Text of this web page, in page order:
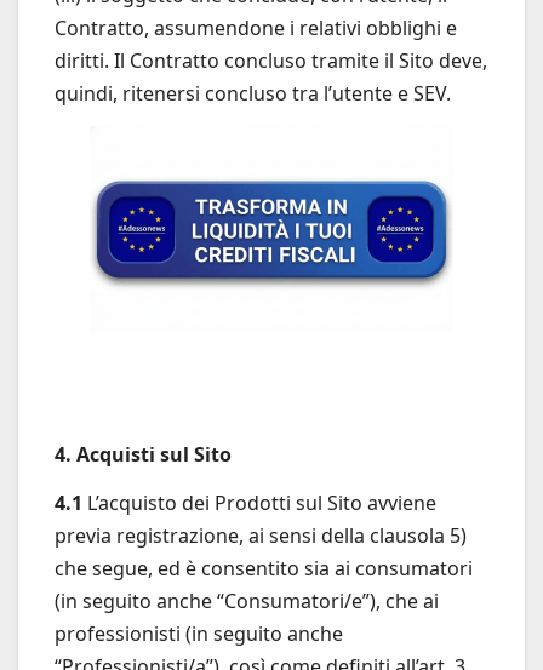
Contratto, assumendone i relativi obblighi e
diritti. Il Contratto concluso tramite il Sito deve,
quindi, ritenersi concluso tra l’utente e SEV.
4. Acquisti sul Sito
4.1 L’acquisto dei Prodotti sul Sito avviene
previa registrazione, ai sensi della clausola 5)
che segue, ed è consentito sia ai consumatori
(in seguito anche “Consumatori/e”), che ai
professionisti (in seguito anche